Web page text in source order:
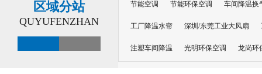
区域分站
QUYUFENZHAN
节能空调 节能环保空调 车间降温换
工厂降温水帘 深圳/东莞工业大风扇
注塑车间降温 光明环保空调 龙岗环